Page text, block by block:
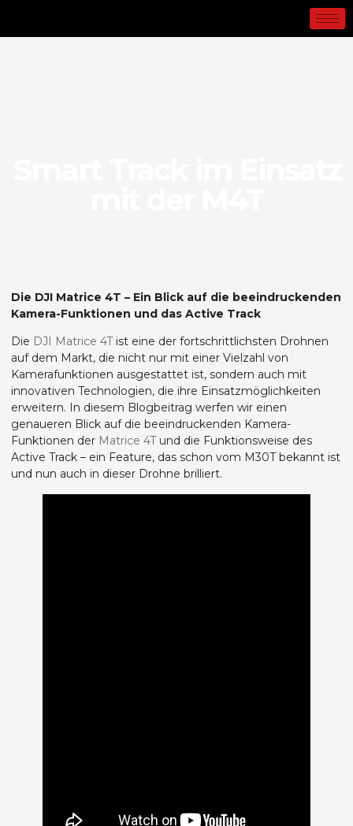
Die DJI Matrice 4T – Ein Blick auf die beeindruckenden
Kamera-Funktionen und das Active Track
Die DJI Matrice 4Tist eine der fortschrittlichsten Drohnen
auf dem Markt, die nicht nur mit einer Vielzahl von
Kamerafunktionen ausgestattet ist, sondern auch mit
innovativen Technologien, die ihre Einsatzmöglichkeiten
erweitern. In diesem Blogbeitrag werfen wir einen
genaueren Blick auf die beeindruckenden Kamera-
Funktionen der Matrice 4T und die Funktionsweise des
Active Track – ein Feature, das schon vom M30T bekannt ist
und nun auch in dieser Drohne brilliert.